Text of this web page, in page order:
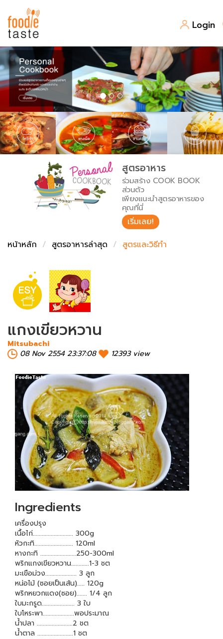
Login
สูตรอาหาร
สูตรอาหารล่าสุด
Top Foodie
พาไปชิม
สารพันก้นครัว
เคล็ดลับน่ารู้
เปรียบเทียบหน่วยการตวง
เปรียบเทียบอุณหภูมิ
เปรียบเทียบน้ำหนักวัตถุดิบ
FoodPedia
สร้าง Cookbook
สูตรอาหาร
ร่วมสร้าง COOK BOOK
ส่วนตัว
เพียงแนะนำสูตรอาหารของ
คุณที่นี่
เริ่มเลย!
หน้าหลัก
สูตรอาหารล่าสุด สูตรและวิธีทำ
แกงเขียวหวาน
Mitsubachi
08 Nov 2554 23:37:08
12393 view
Ingredients
เครื่องปรุง
เนื้อไก่........................... 300g
หัวกะทิ.......................... 120ml
หางกะทิ ........................250-300ml
พริกแกงเขียวหวาน............1-3 ชต
มะเขือม่วง..................... 3 ลูก
หน่อไม้ (ซอยเป็นเส้น)..... 120g
พริกหยวกแดง(ซอย)....... 1/4 ลูก
ใบมะกรูด...................... 3 ใบ
ใบโหระพา.....................พอประมาณ
น้ำปลา ........................2 ชต
น้ำตาล ........................1 ชต